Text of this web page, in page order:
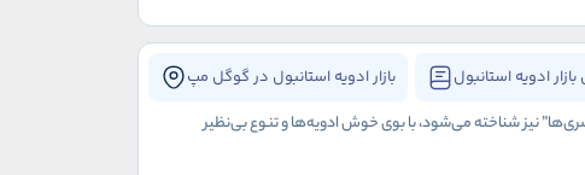
ادویه استانبول بازار ادویه استانبول در گوگل مپ
نیز شناخته می‌شود، با بوی خوش ادویه‌ها و تنوع بی‌نظیر